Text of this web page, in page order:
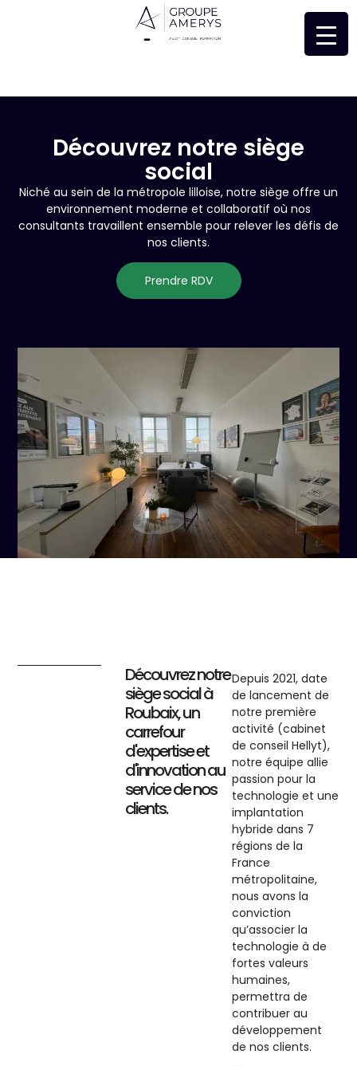
Découvrez notre siège
social
Niché au sein de la métropole lilloise, notre siège offre un
environnement moderne et collaboratif où nos
consultants travaillent ensemble pour relever les défis de
nos clients.
Prendre RDV
Découvrez notre
siège social à
Roubaix, un
carrefour
d'expertise et
d'innovation au
service de nos
clients.
Depuis 2021, date
de lancement de
notre première
activité (cabinet
de conseil Hellyt),
notre équipe allie
passion pour la
technologie et une
implantation
hybride dans 7
régions de la
France
métropolitaine,
nous avons la
conviction
qu’associer la
technologie à de
fortes valeurs
humaines,
permettra de
contribuer au
développement
de nos clients.